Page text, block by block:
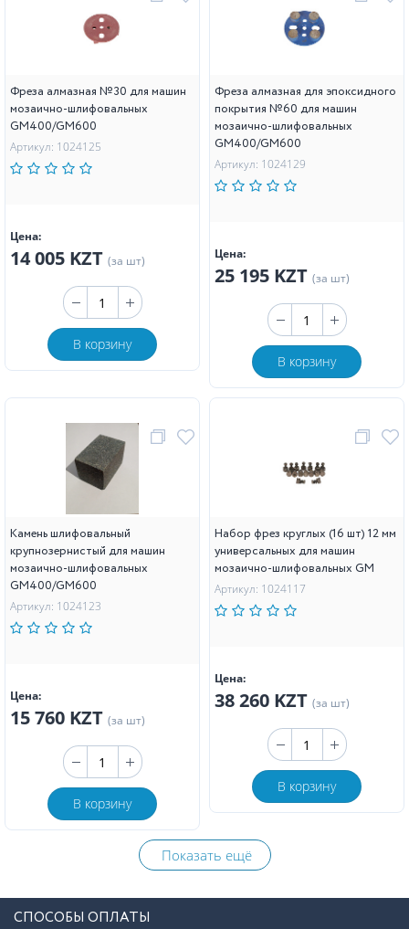
Фреза алмазная №30 для машин
мозаично-шлифовальных
GM400/GM600
Артикул: 1024125
Цена:
14 005 KZT (за шт)
В корзину
Фреза алмазная для эпоксидного
покрытия №60 для машин
мозаично-шлифовальных
GM400/GM600
Артикул: 1024129
Цена:
25 195 KZT (за шт)
В корзину
Камень шлифовальный
крупнозернистый для машин
мозаично-шлифовальных
GM400/GM600
Артикул: 1024123
Цена:
15 760 KZT (за шт)
В корзину
Набор фрез круглых (16 шт) 12 мм
универсальных для машин
мозаично-шлифовальных GM
Артикул: 1024117
Цена:
38 260 KZT (за шт)
В корзину
Показать ещё
СПОСОБЫ ОПЛАТЫ